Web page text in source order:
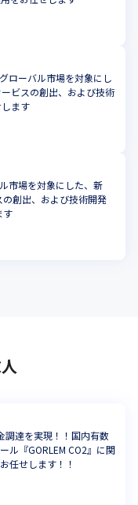
ローバル市場を対象にし
ビスの創出、および技術
ます
市場を対象にした、新
創出、および技術開発
す
調達を実現！！国内有数
ル『GORLEM CO2』に関
任せします！！